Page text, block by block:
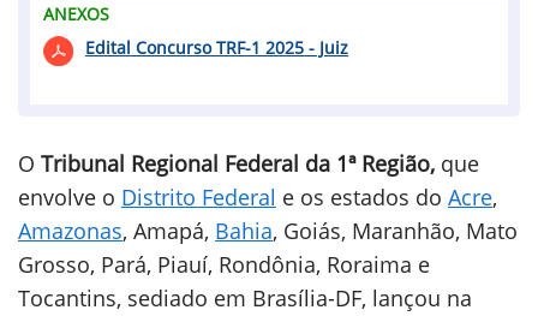
O Tribunal Regional Federal da 1ª Região, que
envolve o Distrito Federal e os estados do Acre,
Amazonas, Amapá, Bahia, Goiás, Maranhão, Mato
Grosso, Pará, Piauí, Rondônia, Roraima e
Tocantins, sediado em Brasília-DF, lançou na
ANEXOS
Edital Concurso TRF-1 2025 - Juiz